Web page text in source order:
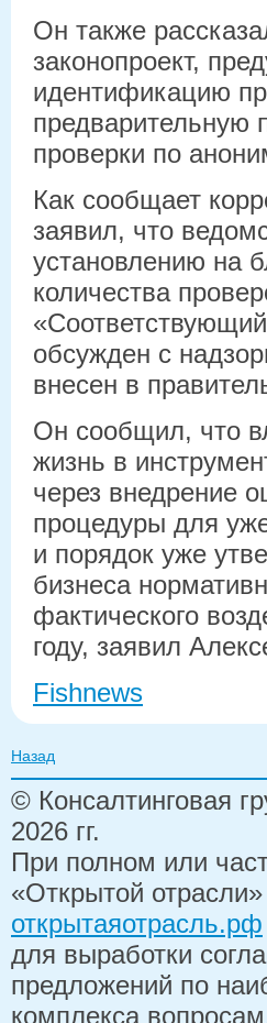
Он также
законопроект,
идентификацию
предварительную
проверки по
Как сообщает
заявил, что
установлению на
количества
обсужден с
внесен в
Он сообщил, что
жизнь в
через внедрение
процедуры для
и порядок уже
бизнеса
фактического
году, заявил
Fishnews
Назад
© Консалтинговая
2026 гг.
При полном или
«Открытой
открытаяотрасль.рф
для выработки
предложений по
комплекса